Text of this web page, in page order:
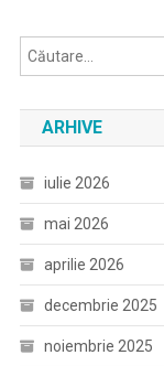
ARHIVE
iulie 2026
mai 2026
aprilie 2026
decembrie 2025
noiembrie 2025